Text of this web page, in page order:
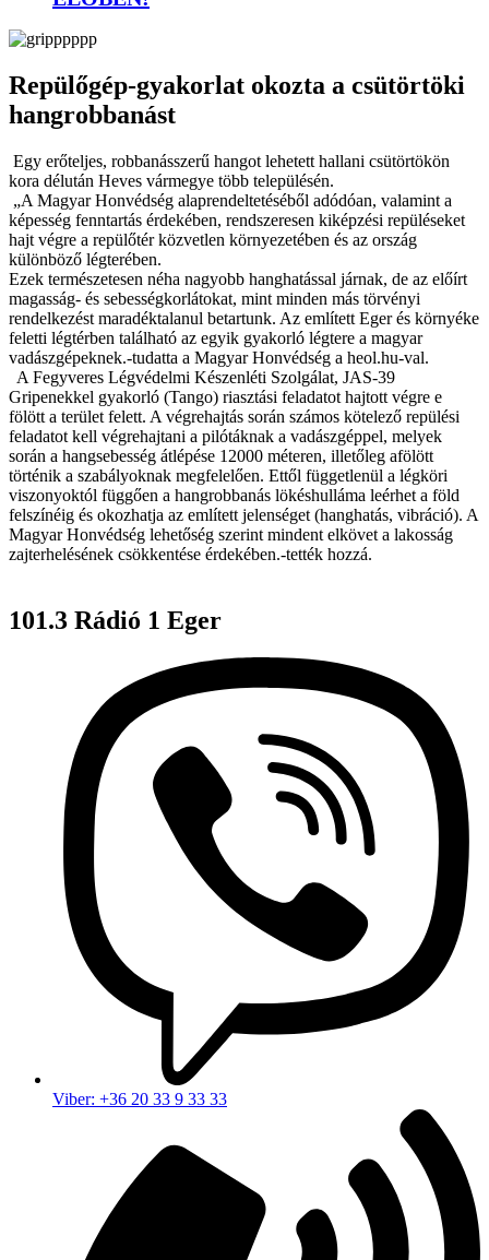
Repülőgép-gyakorlat okozta a csütörtöki
hangrobbanást
Egy erőteljes, robbanásszerű hangot lehetett hallani csütörtökön
kora délután Heves vármegye több településén.
„A Magyar Honvédség alaprendeltetéséből adódóan, valamint a
képesség fenntartás érdekében, rendszeresen kiképzési repüléseket
hajt végre a repülőtér közvetlen környezetében és az ország
különböző légterében.
Ezek természetesen néha nagyobb hanghatással járnak, de az előírt
magasság- és sebességkorlátokat, mint minden más törvényi
rendelkezést maradéktalanul betartunk. Az említett Eger és környéke
feletti légtérben található az egyik gyakorló légtere a magyar
vadászgépeknek.-tudatta a Magyar Honvédség a heol.hu-val.
A Fegyveres Légvédelmi Készenléti Szolgálat, JAS-39
Gripenekkel gyakorló (Tango) riasztási feladatot hajtott végre e
fölött a terület felett. A végrehajtás során számos kötelező repülési
feladatot kell végrehajtani a pilótáknak a vadászgéppel, melyek
során a hangsebesség átlépése 12000 méteren, illetőleg afölött
történik a szabályoknak megfelelően. Ettől függetlenül a légköri
viszonyoktól függően a hangrobbanás lökéshulláma leérhet a föld
felszínéig és okozhatja az említett jelenséget (hanghatás, vibráció). A
Magyar Honvédség lehetőség szerint mindent elkövet a lakosság
zajterhelésének csökkentése érdekében.-tették hozzá.
101.3 Rádió 1 Eger
Viber: +36 20 33 9 33 33